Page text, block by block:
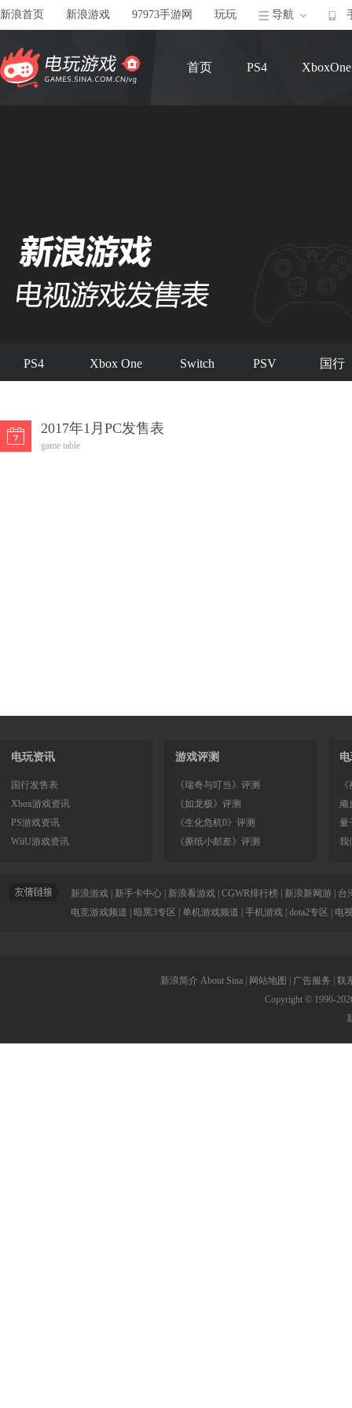
新浪首页 新浪游戏 97973手游网 玩玩 导航
首页 PS4 XboxOne
PS4 Xbox One Switch PSV 国行
2017年1月PC发售表
game table
电玩资讯
国行发售表
Xbox游戏资讯
PS游戏资讯
WiiU游戏资讯
游戏评测
《瑞奇与叮当》评测
《如龙极》评测
《生化危机0》评测
《撕纸小邮差》评测
顽
量
我
新浪游戏 新手卡中心 新浪看游戏 CGWR排行榜 新浪新网游
台
电竞游戏频道
暗黑3专区 单机游戏频道 手机游戏 dota2专区 电
新浪简介 About Sina 网站地图 广告服务
联
Copyright © 1996-